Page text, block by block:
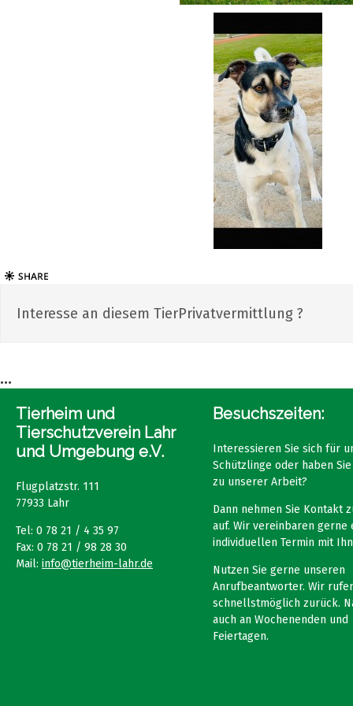
Interesse an diesem TierPrivatvermittlung ?
...
Tierheim und
Tierschutzverein Lahr
und Umgebung e.V.
Flugplatzstr. 111
77933 Lahr
Tel: 0 78 21 / 4 35 97
Fax: 0 78 21 / 98 28 30
Mail: info@tierheim-lahr.de
Besuchszeiten:
Interessieren Sie sich für
Schützlinge oder haben
zu unserer Arbeit?
Dann nehmen Sie Kontakt
auf. Wir vereinbaren gerne
individuellen Termin mit
Nutzen Sie gerne unseren
Anrufbeantworter. Wir
schnellstmöglich zurück.
auch an Wochenenden und
Feiertagen.